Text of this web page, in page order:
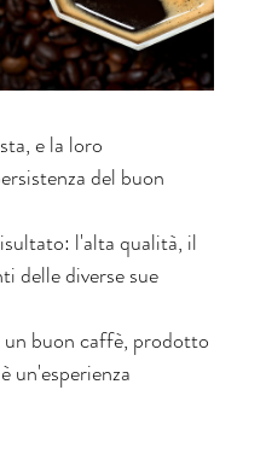
e la loro
del buon
l'alta qualità, il
delle diverse sue
un buon caffè, prodotto
un'esperienza